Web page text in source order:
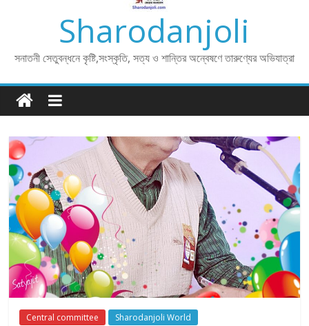
গীতা ফান্ডে ৫,০০০ টাকা অনুদান প্রদানের জন্য শ্রী বিজন ভৌমিকের প্রতি ধন্যবাদ জ্ঞাপন…
Sharodanjoli
সনাতনী সেতুবন্ধনে কৃষ্টি,সংস্কৃতি, সত্য ও শান্তির অন্বেষণে তারুণ্যের অভিযাত্রা
Central committee Sharodanjoli World